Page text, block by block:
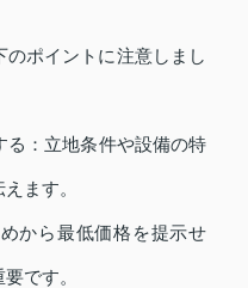
ポイントに注意しまし
る：立地条件や設備の特
ます。
から最低価格を提示せ
です。